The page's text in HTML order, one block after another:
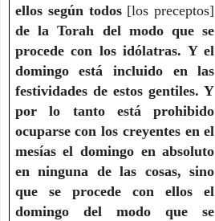
ellos según todos [los preceptos]
de la Torah del modo que se
procede con los idólatras. Y el
domingo está incluido en las
festividades de estos gentiles. Y
por lo tanto está prohibido
ocuparse con los creyentes en el
mesías el domingo en absoluto
en ninguna de las cosas, sino
que se procede con ellos el
domingo del modo que se